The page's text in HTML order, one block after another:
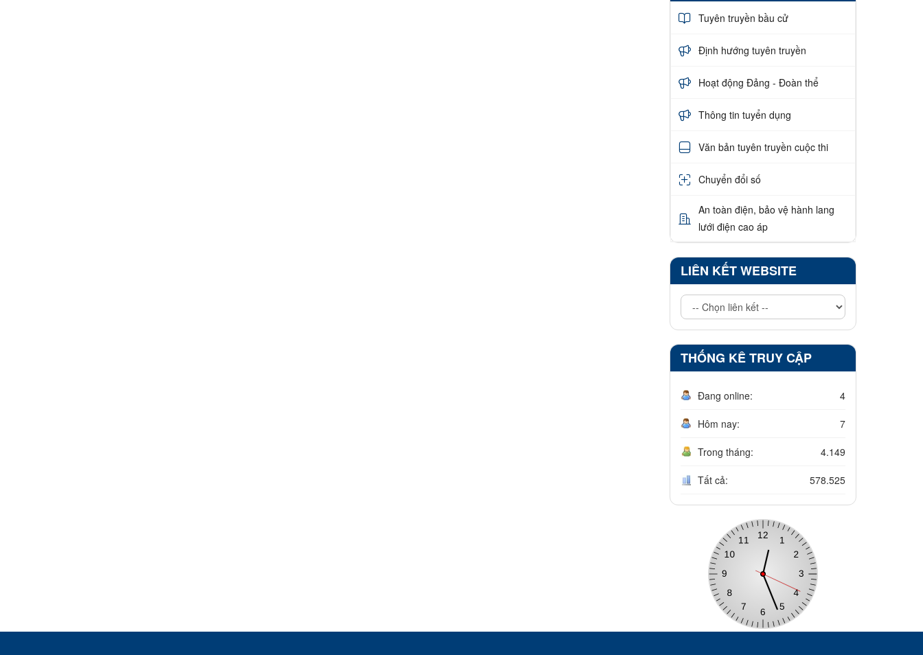
Tuyên truyền bầu cử
Định hướng tuyên truyền
Hoạt động Đảng - Đoàn thể
Thông tin tuyển dụng
Văn bản tuyên truyền cuộc thi
Chuyển đổi số
An toàn điện, bảo vệ hành lang
lưới điện cao áp
LIÊN KẾT WEBSITE
THỐNG KÊ TRUY CẬP
Đang online: 4
Hôm nay: 7
Trong tháng: 4.149
Tất cả: 578.525